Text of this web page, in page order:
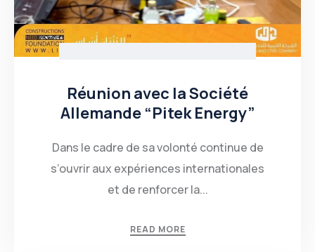
Réunion avec la Société
Allemande “Pitek Energy”
Dans le cadre de sa volonté continue de
s’ouvrir aux expériences internationales
et de renforcer la...
READ MORE